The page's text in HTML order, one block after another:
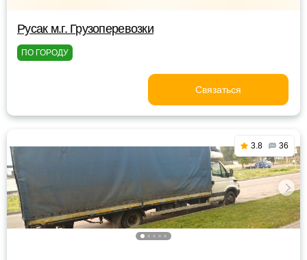
Русак м.г. Грузоперевозки
ПО ГОРОДУ
Связаться
3.8 36